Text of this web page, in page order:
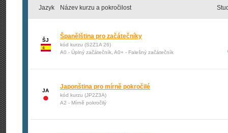
Jazyk Název kurzu a pokročilost
ŠJ
Španělština pro začátečníky
kód kurzu (S2Z1A 26)
A0 - Úplný začátečník, A0+ - Falešný začátečník
JA
Japonština pro mírně pokročilé
kód kurzu (JP2Z3A)
A2 - Mírně pokročilý